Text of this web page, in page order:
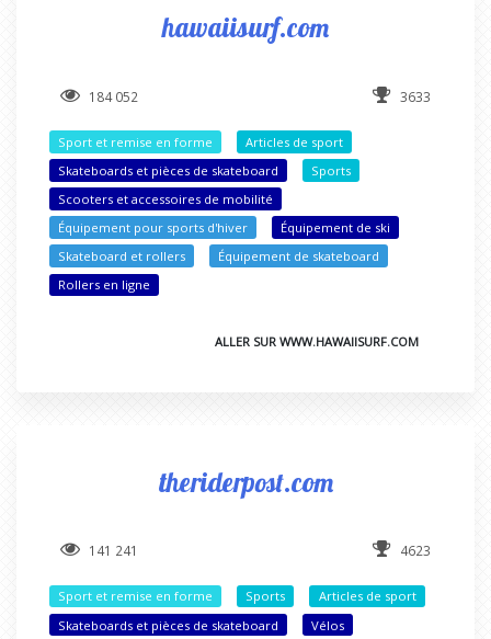
hawaiisurf.com
184 052 3633
Sport et remise en forme
Articles de sport
Skateboards et pièces de skateboard
Sports
Scooters et accessoires de mobilité
Équipement pour sports d'hiver
Équipement de ski
Skateboard et rollers
Équipement de skateboard
Rollers en ligne
ALLER SUR WWW.HAWAIISURF.COM
theriderpost.com
141 241 4623
Sport et remise en forme Sports
Articles de sport
Skateboards et pièces de skateboard
Vélos